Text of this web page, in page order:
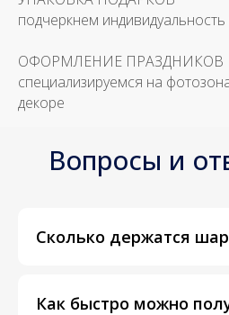
подчеркнем
ОФОРМЛЕНИЕ ПРАЗДНИКОВ
специализируемся на
декоре
Вопросы и
Сколько держатся
Как быстро можно